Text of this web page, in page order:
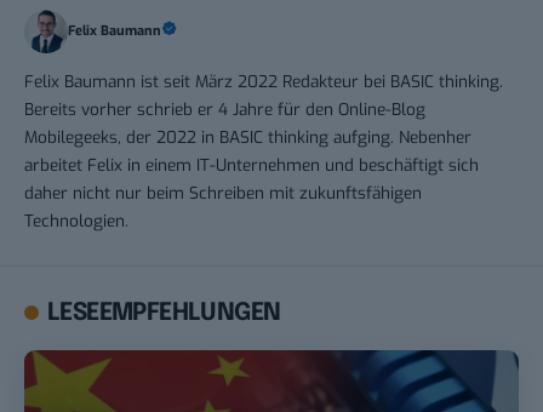
Felix Baumann
Felix Baumann ist seit März 2022 Redakteur bei BASIC thinking.
Bereits vorher schrieb er 4 Jahre für den Online-Blog
Mobilegeeks, der 2022 in BASIC thinking aufging. Nebenher
arbeitet Felix in einem IT-Unternehmen und beschäftigt sich
daher nicht nur beim Schreiben mit zukunftsfähigen
Technologien.
LESEEMPFEHLUNGEN